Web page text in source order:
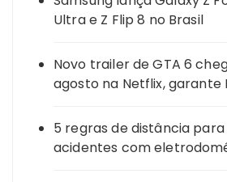
Ultra e Z Flip 8 no Brasil
Novo trailer de GTA 6
agosto na Netflix, garante
5 regras de distância
acidentes com